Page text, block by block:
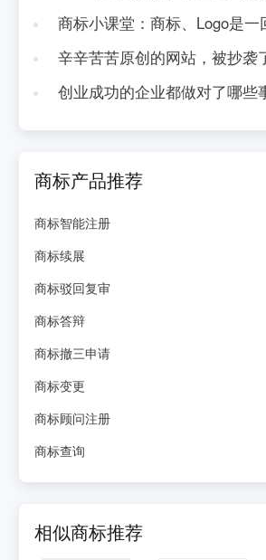
商标小课堂：商标、Logo是一
辛辛苦苦原创的网站，被抄袭
创业成功的企业都做对了哪些
商标产品推荐
商标智能注册
商标续展
商标驳回复审
商标答辩
商标撤三申请
商标变更
商标顾问注册
商标查询
相似商标推荐